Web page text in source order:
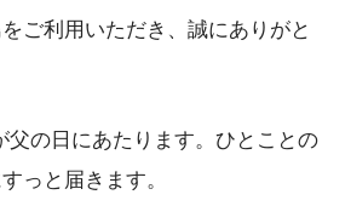
ご利用いただき、誠にありがと
父の日にあたります。ひとことの
っと届きます。